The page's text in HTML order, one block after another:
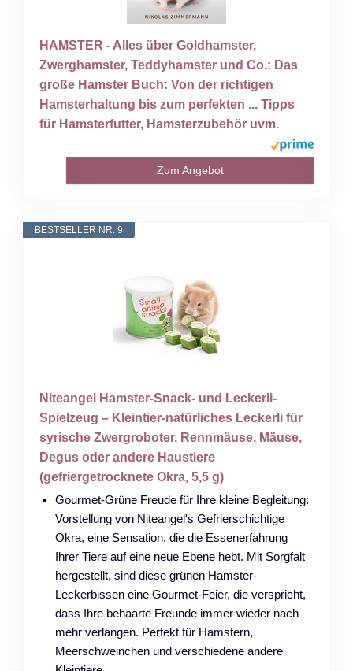
HAMSTER - Alles über Goldhamster,
Zwerghamster, Teddyhamster und Co.: Das
große Hamster Buch: Von der richtigen
Hamsterhaltung bis zum perfekten ... Tipps
für Hamsterfutter, Hamsterzubehör uvm.
Zum Angebot
BESTSELLER NR. 9
Niteangel Hamster-Snack- und Leckerli-
Spielzeug – Kleintier-natürliches Leckerli für
syrische Zwergroboter, Rennmäuse, Mäuse,
Degus oder andere Haustiere
(gefriergetrocknete Okra, 5,5 g)
Gourmet-Grüne Freude für Ihre kleine Begleitung:
Vorstellung von Niteangel's Gefrierschichtige
Okra, eine Sensation, die die Essenerfahrung
Ihrer Tiere auf eine neue Ebene hebt. Mit Sorgfalt
hergestellt, sind diese grünen Hamster-
Leckerbissen eine Gourmet-Feier, die verspricht,
dass Ihre behaarte Freunde immer wieder nach
mehr verlangen. Perfekt für Hamstern,
Meerschweinchen und verschiedene andere